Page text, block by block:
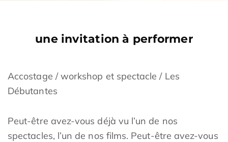
une invitation à performer
Accostage / workshop et spectacle / Les
Débutantes
Peut-être avez-vous déjà vu l’un de nos
spectacles, l’un de nos films. Peut-être avez-vous